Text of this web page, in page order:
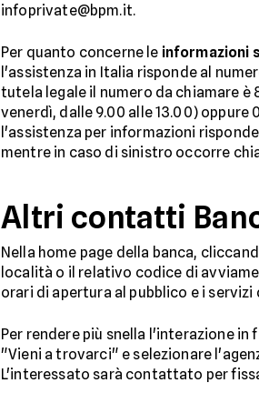
infoprivate@bpm.it.
Per quanto concerne le informazioni
l'assistenza in Italia risponde al
tutela legale il numero da chiamare è
venerdì, dalle 9.00 alle 13.00) oppure
l'assistenza per informazioni risponde
mentre in caso di sinistro occorre
Altri contatti
Nella home page della banca,
località o il relativo codice di
orari di apertura al pubblico e i servizi
Per rendere più snella l'interazione
"Vieni a trovarci" e selezionare
L'interessato sarà contattato per